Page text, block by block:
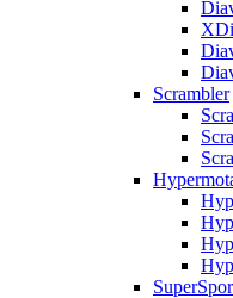
Scrambler